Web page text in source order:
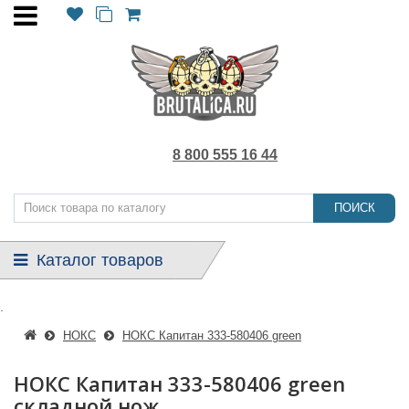
8 800 555 16 44
ПОИСК
Каталог товаров
НОКС НОКС Капитан 333-580406 green
НОКС Капитан 333-580406 green